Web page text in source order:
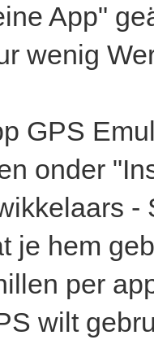
App"
wenig
GPS
onder
je hem
per
wilt